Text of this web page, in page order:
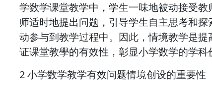
学数学课堂教学中，学生一味地被动接受
师适时地提出问题，引导学生自主思考和
动参与到教学过程中。因此，情境教学是
证课堂教學的有效性，彰显小学数学的学科
2 小学数学教学有效问题情境创设的重要性